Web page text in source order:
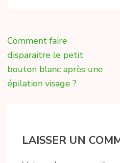
Navigation
de
l’article
Comment faire
disparaitre le petit
bouton blanc après une
épilation visage ?
LAISSER UN